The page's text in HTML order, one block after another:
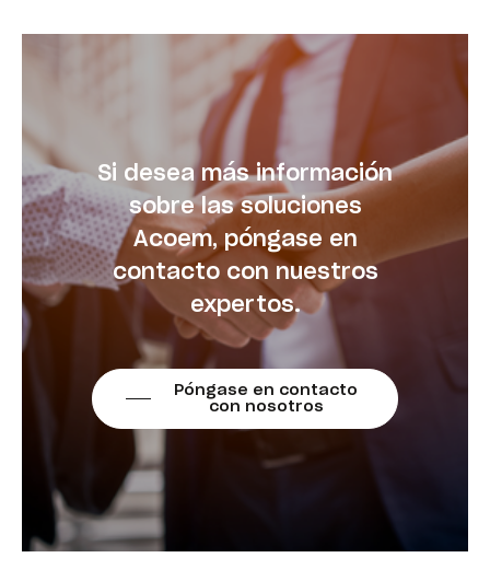
Si desea más información
sobre las soluciones
Acoem, póngase en
contacto con nuestros
expertos.
Póngase en contacto
con nosotros